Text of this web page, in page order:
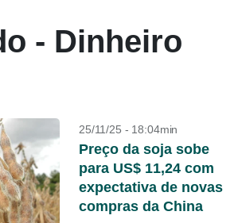
- Dinheiro
25/11/25 - 18:04min
Preço da soja sobe
para US$ 11,24 com
expectativa de novas
compras da China